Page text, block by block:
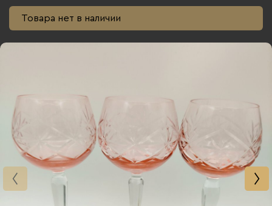
Товара нет в наличии